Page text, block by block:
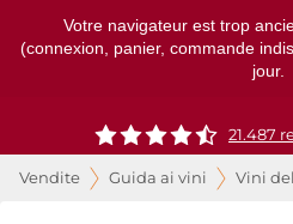
Votre navigateur est trop
(connexion, panier, commande
jour.
21.487
Vendite Guida ai vini Vini